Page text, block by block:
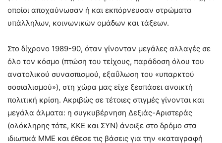
οποίοι αποχαύνωσαν ή και εκπόρνευσαν στρώματα
υπάλληλων, κοινωνικών ομάδων και τάξεων.
Στο δίχρονο 1989-90, όταν γίνονταν μεγάλες αλλαγές σε
όλο τον κόσμο (πτώση του τείχους, παράδοση όλου του
ανατολικού συνασπισμού, εξαΰλωση του «υπαρκτού
σοσιαλισμού»), στη χώρα μας είχε ξεσπάσει ανοικτή
πολιτική κρίση. Ακριβώς σε τέτοιες στιγμές γίνονται και
μεγάλα άλματα: η συγκυβέρνηση Δεξιάς-Αριστεράς
(ολόκληρης τότε, ΚΚΕ και ΣΥΝ) άνοιξε στο δρόμο στα
ιδιωτικά ΜΜΕ και έθεσε τις βάσεις για την «καταγραφή